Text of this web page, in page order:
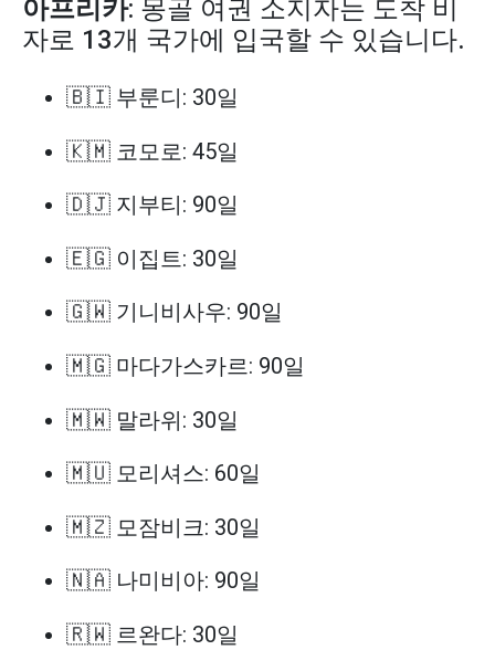
아프리카: 몽골 여권 소지자는 도착 비
자로 13개 국가에 입국할 수 있습니다.
🇧🇮 부룬디: 30일
🇰🇲 코모로: 45일
🇩🇯 지부티: 90일
🇪🇬 이집트: 30일
🇬🇼 기니비사우: 90일
🇲🇬 마다가스카르: 90일
🇲🇼 말라위: 30일
🇲🇺 모리셔스: 60일
🇲🇿 모잠비크: 30일
🇳🇦 나미비아: 90일
🇷🇼 르완다: 30일